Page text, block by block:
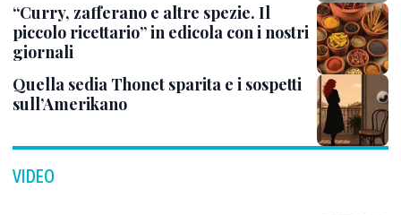
“Curry, zafferano e altre spezie. Il
piccolo ricettario” in edicola con i nostri
giornali
Quella sedia Thonet sparita e i sospetti
sull’Amerikano
VIDEO